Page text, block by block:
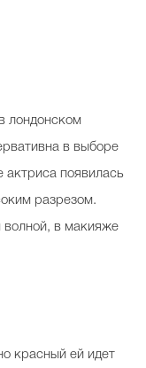
лондонском
в выборе
актриса появилась
разрезом.
волной, в макияже
красный ей идет